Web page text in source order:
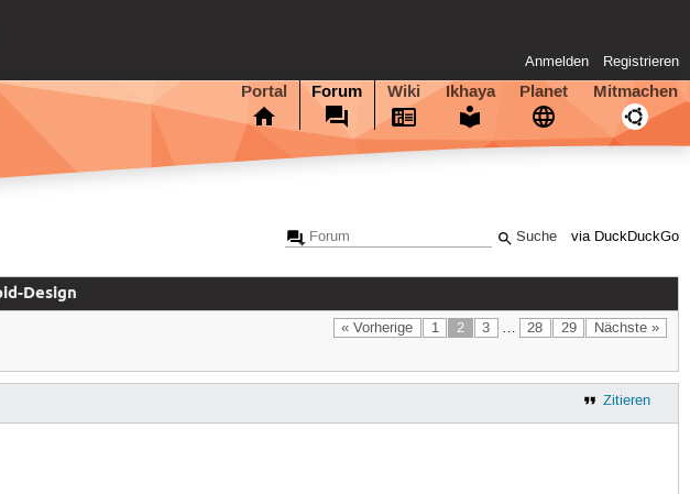
Anmelden Registrieren
Portal Forum Wiki Ikhaya Planet Mitmachen
via DuckDuckGo
Design
« Vorherige 1 2 3 … 28 29 Nächste »
Zitieren